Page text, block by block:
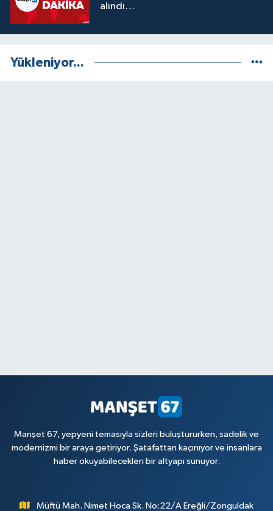
alındı…
Yükleniyor...
Manşet 67, yepyeni temasıyla sizleri buluştururken, sadelik ve
modernizmi bir araya getiriyor. Şatafattan kaçınıyor ve insanlara
haber okuyabilecekleri bir altyapı sunuyor.
Müftü Mah. Nimet Hoca Sk. No:22/A Ereğli/Zonguldak